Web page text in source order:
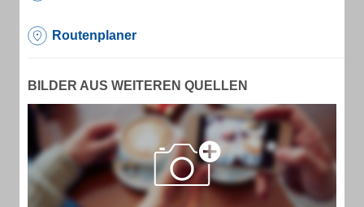
Routenplaner
BILDER AUS WEITEREN QUELLEN